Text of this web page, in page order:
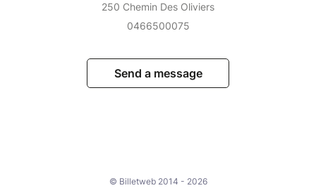
250 Chemin Des Oliviers
0466500075
Send a message
© Billetweb 2014 - 2026